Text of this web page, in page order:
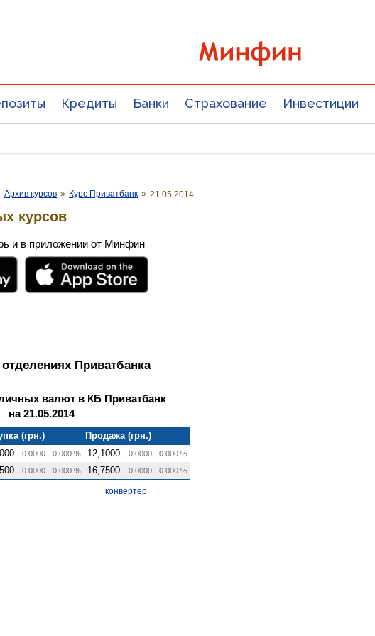
Кредиты Банки Страхование Инвестиции
Архив курсов » Курс Приватбанк » 21.05.2014
курсов
и в приложении от Минфин
Приватбанка
валют в КБ Приватбанк
на 21.05.2014
(грн.)
Продажа (грн.)
0.0000 0.000 % 12,1000 0.0000 0.000 %
0.0000 0.000 % 16,7500 0.0000 0.000 %
конвертер